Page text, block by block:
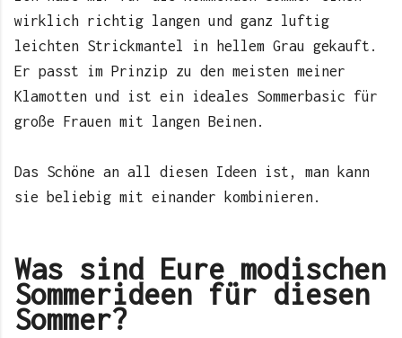
wirklich richtig langen und ganz luftig
leichten Strickmantel in hellem Grau gekauft.
Er passt im Prinzip zu den meisten meiner
Klamotten und ist ein ideales Sommerbasic für
große Frauen mit langen Beinen.
Das Schöne an all diesen Ideen ist, man kann
sie beliebig mit einander kombinieren.
Was sind Eure modischen
Sommerideen für diesen
Sommer?